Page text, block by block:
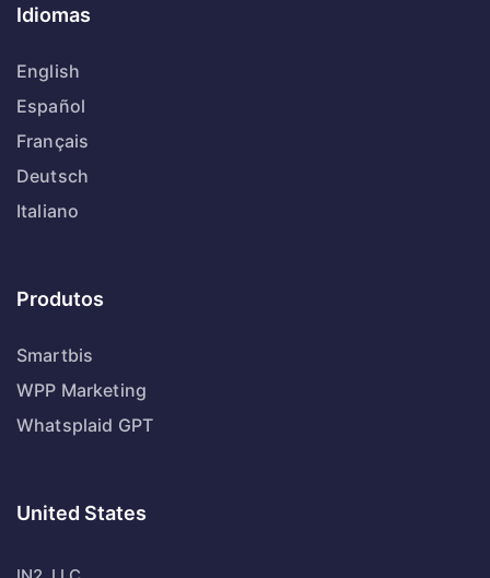
Idiomas
English
Español
Français
Deutsch
Italiano
Produtos
Smartbis
WPP Marketing
Whatsplaid GPT
United States